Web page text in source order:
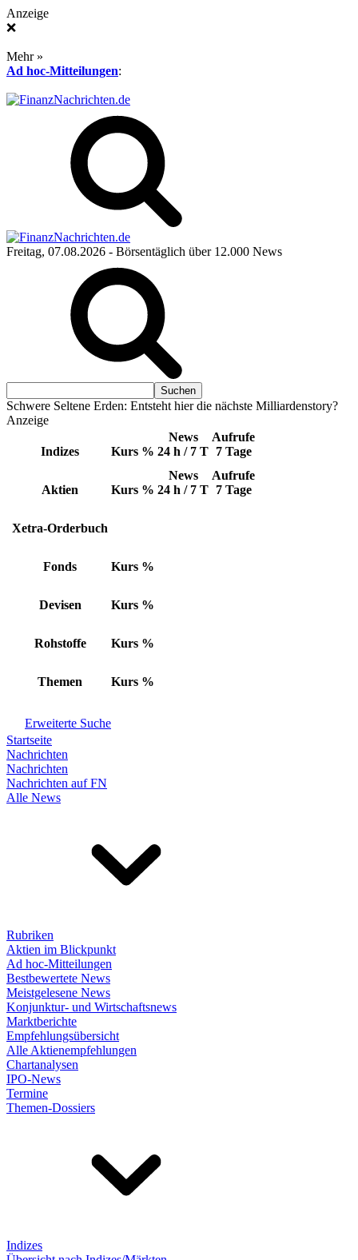
Anzeige
❌
Mehr »
Ad hoc-Mitteilungen:
Freitag, 07.08.2026 - Börsentäglich über 12.000 News
Schwere Seltene Erden: Entsteht hier die nächste Milliardenstory?
Anzeige
Indizes Kurs %
News
24 h / 7 T
Aufrufe
7 Tage
Aktien Kurs %
News
24 h / 7 T
Aufrufe
7 Tage
Xetra-Orderbuch
Fonds Kurs %
Devisen Kurs %
Rohstoffe Kurs %
Themen Kurs %
Erweiterte Suche
Startseite
Nachrichten
Nachrichten
Nachrichten auf FN
Alle News
Rubriken
Aktien im Blickpunkt
Ad hoc-Mitteilungen
Bestbewertete News
Meistgelesene News
Konjunktur- und Wirtschaftsnews
Marktberichte
Empfehlungsübersicht
Alle Aktienempfehlungen
Chartanalysen
IPO-News
Termine
Themen-Dossiers
Indizes